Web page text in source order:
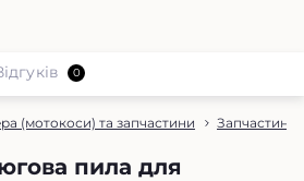
(мотокоси) та запчастини Запчастини
пила для
0